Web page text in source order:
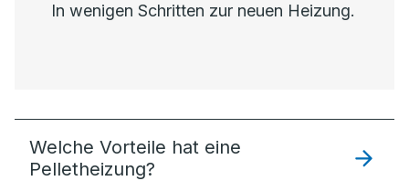
In wenigen Schritten zur neuen Heizung.
Welche Vorteile hat eine
Pelletheizung?